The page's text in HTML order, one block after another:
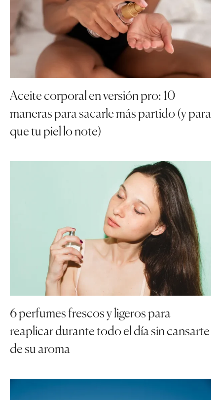
Aceite corporal en versión pro: 10
maneras para sacarle más partido (y para
que tu piel lo note)
6 perfumes frescos y ligeros para
reaplicar durante todo el día sin cansarte
de su aroma